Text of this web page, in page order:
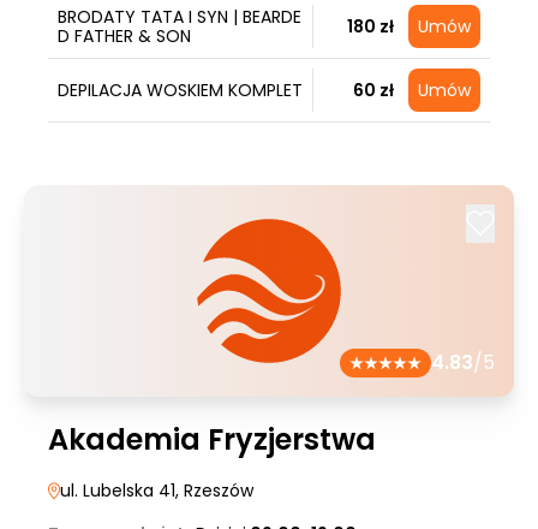
BRODATY TATA I SYN | BEARDE
D FATHER & SON
180 zł Umów
DEPILACJA WOSKIEM KOMPLET 60 zł Umów
4.83/5
Akademia Fryzjerstwa
ul. Lubelska 41, Rzeszów